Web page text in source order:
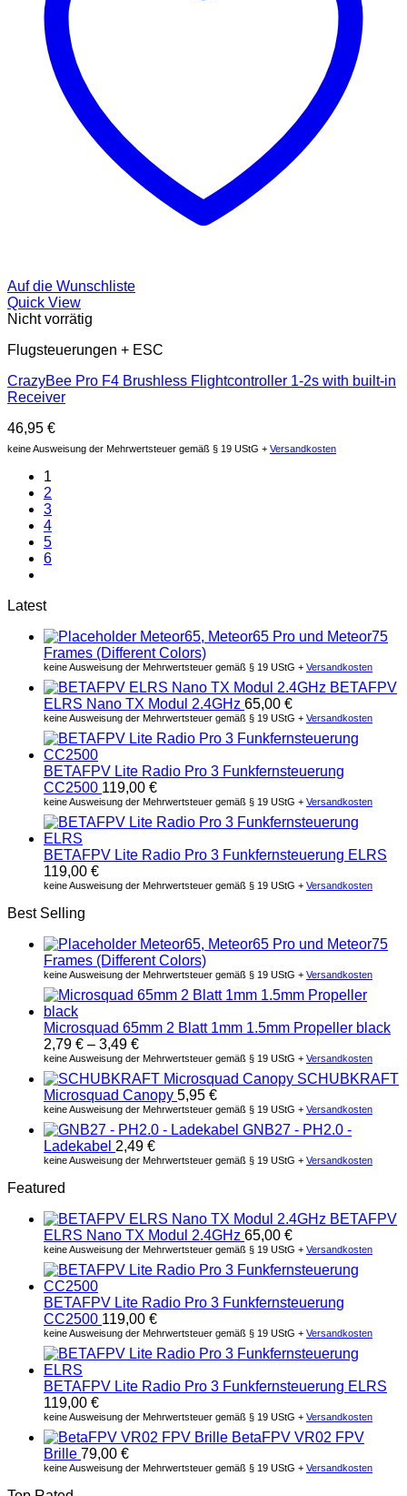
Auf die Wunschliste
Quick View
Nicht vorrätig
Flugsteuerungen + ESC
CrazyBee Pro F4 Brushless Flightcontroller 1-2s with built-in
Receiver
46,95 €
keine Ausweisung der Mehrwertsteuer gemäß § 19 UStG + Versandkosten
1
2
3
4
5
6
Latest
Meteor65, Meteor65 Pro und Meteor75
Frames (Different Colors)
keine Ausweisung der Mehrwertsteuer gemäß § 19 UStG + Versandkosten
BETAFPV
ELRS Nano TX Modul 2.4GHz 65,00 €
keine Ausweisung der Mehrwertsteuer gemäß § 19 UStG + Versandkosten
BETAFPV Lite Radio Pro 3 Funkfernsteuerung
CC2500 119,00 €
keine Ausweisung der Mehrwertsteuer gemäß § 19 UStG + Versandkosten
BETAFPV Lite Radio Pro 3 Funkfernsteuerung ELRS
119,00 €
keine Ausweisung der Mehrwertsteuer gemäß § 19 UStG + Versandkosten
Best Selling
Meteor65, Meteor65 Pro und Meteor75
Frames (Different Colors)
keine Ausweisung der Mehrwertsteuer gemäß § 19 UStG + Versandkosten
Microsquad 65mm 2 Blatt 1mm 1.5mm Propeller black
2,79 € – 3,49 €
keine Ausweisung der Mehrwertsteuer gemäß § 19 UStG + Versandkosten
SCHUBKRAFT
Microsquad Canopy 5,95 €
keine Ausweisung der Mehrwertsteuer gemäß § 19 UStG + Versandkosten
GNB27 - PH2.0 -
Ladekabel 2,49 €
keine Ausweisung der Mehrwertsteuer gemäß § 19 UStG + Versandkosten
Featured
BETAFPV
ELRS Nano TX Modul 2.4GHz 65,00 €
keine Ausweisung der Mehrwertsteuer gemäß § 19 UStG + Versandkosten
BETAFPV Lite Radio Pro 3 Funkfernsteuerung
CC2500 119,00 €
keine Ausweisung der Mehrwertsteuer gemäß § 19 UStG + Versandkosten
BETAFPV Lite Radio Pro 3 Funkfernsteuerung ELRS
119,00 €
keine Ausweisung der Mehrwertsteuer gemäß § 19 UStG + Versandkosten
BetaFPV VR02 FPV
Brille 79,00 €
keine Ausweisung der Mehrwertsteuer gemäß § 19 UStG + Versandkosten